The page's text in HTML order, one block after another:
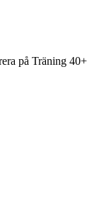
på Träning 40+